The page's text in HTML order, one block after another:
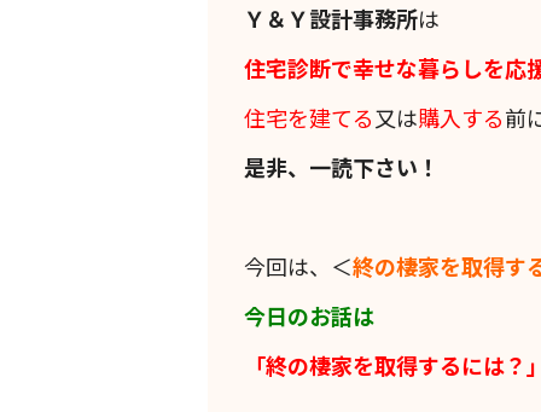
Ｙ＆Ｙ設計事務所は
住宅診断で幸せな暮らしを応
住宅を建てる又は購入する前
是非、一読下さい！
今回は、＜終の棲家を取得す
今日のお話は
「終の棲家を取得するには？